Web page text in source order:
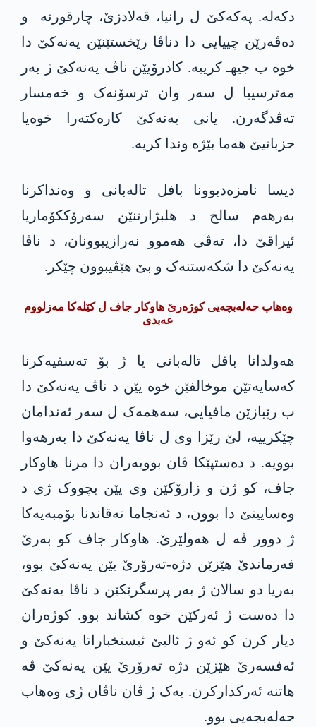
دکەلە. پەکەکێ ل رانیا، قەلادزێ، چارقورنە و
دەڤەرێن چییایی دا دناڤا رێخستێنێن یەنەکێ دا
خوە ب جیهـ کرییە. کادرۆیێن ناڤ یەنەکێ ژ بەر
مەترسییا ل سەر وان ترسۆنەک و خەمسار
تەڤدگەرن. یانی یەنەکێ کارەکتەرا خوەیا
حزباتیێ ھەما بێژە وندا کریە.
دیسا نامزەدبوونا بافل تالەبانی و وەنداکرنا
بەرھەم سالح د ھلبژارتنێن سەرۆککۆماریا
ئیراقێ دا، تەڤی ھەموو نەرازیبوونان، د ناڤا
یەنەکێ دا شکەستنەک و بێ ھێڤیبوون چێکر.
وەھاب حەلەبچەیی کوژەرێ ھاوکار جاف ل کێلەکا مەزلووم
عەبدی
ھەولدانا بافل تالەبانی یا ژ بۆ تەسفیەکرنا
کەسایەتێن موخالفێن خوە یێن د ناڤ یەنەکێ دا
ب رێبازێن مافیایی، سەهمەک ل سەر ئەندامان
چێکرییە، لێ رێزا وی ل ناڤا یەنەکێ دا بەرھەوا
بوویە. د دەستپێکا ڤان بوویەران دا مرنا ھاوکار
جاف، کو ژن و زارۆکێن وی یێن بچووک ژی د
وەساییتێ دا بوون، د ئەنجاما تەقاندنا بۆمبەیەکا
ژ دوور ڤە ل ھەولێرێ. ھاوکار جاف کو بەرێ
فەرماندێ ھێزێن دژە-تەرۆرێ یێن یەنەکێ بوو،
بەریا دو سالان ژ بەر پرسگرێکێن د ناڤا یەنەکێ
دا دەست ژ ئەرکێن خوە کشاند بوو. کوژەران
دیار کرن کو ئەو ژ ئالیێ ئیستخباراتا یەنەکێ و
ئەفسەرێ ھێزێن دژە تەرۆرێ یێن یەنەکێ ڤە
ھاتنە ئەرکدارکرن. یەک ژ ڤان ناڤان ژی وەھاب
حەلەبجەیی بوو.